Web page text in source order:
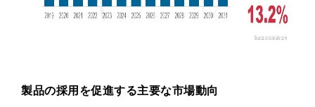
製品の採用を促進する主要な市場動向